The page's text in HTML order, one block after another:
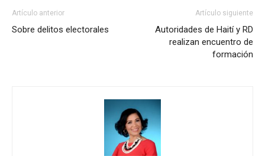
Artículo anterior
Sobre delitos electorales
Artículo siguiente
Autoridades de Haití y RD
realizan encuentro de
formación